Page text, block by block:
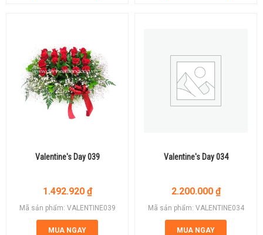
Valentine's Day 039
1.492.920 ₫
Mã sản phẩm: VALENTINE039
MUA NGAY
Valentine's Day 034
2.200.000 ₫
Mã sản phẩm: VALENTINE034
MUA NGAY